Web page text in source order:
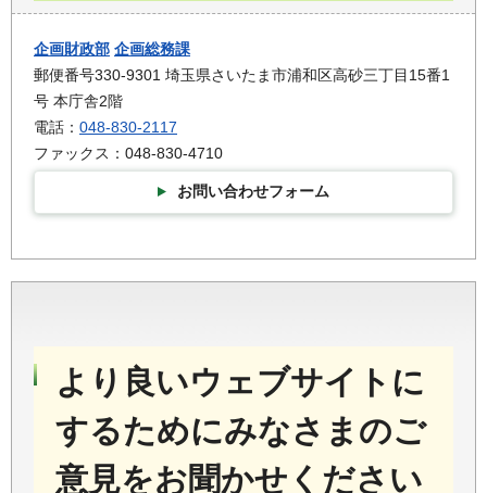
企画財政部 企画総務課
郵便番号330-9301 埼玉県さいたま市浦和区高砂三丁目15番1
号 本庁舎2階
電話： 048-830-2117
ファックス：048-830-4710
お問い合わせフォーム
より良いウェブサイトに
するためにみなさまのご
意見をお聞かせください